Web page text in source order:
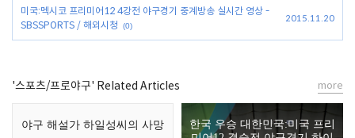
미국:멕시코 프리미어12 4강전 야구경기 중계방송 실시간 영상 -
SBSSPORTS / 해외시청
(0)
2015.11.20
'스포츠/프로야구' Related Articles
야구 해설가 하일성씨의 사망
한국 우승 대한민국:미국 프리
more